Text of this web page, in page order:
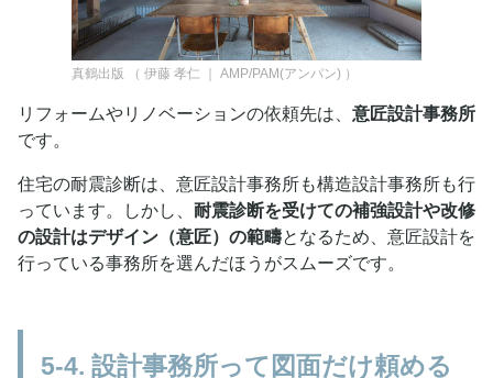
真鶴出版 （ 伊藤 孝仁 ｜ AMP/PAM(アンパン) ）
リフォームやリノベーションの依頼先は、 意匠設計事務所
です。
住宅の耐震診断は、意匠設計事務所も構造設計事務所も行
っています。しかし、 耐震診断を受けての補強設計や改修
の設計はデザイン（意匠）の範疇となるため、意匠設計を
行っている事務所を選んだほうがスムーズです。
5-4. 設計事務所って図面だけ頼める